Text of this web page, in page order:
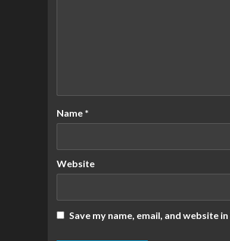
Name *
Website
Save my name, email, and website